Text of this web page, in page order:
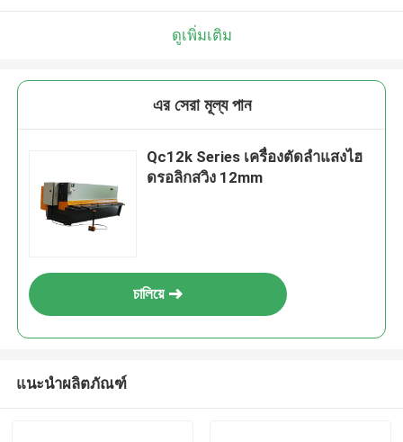
ดูเพิ่มเติม
এর সেরা মূল্য পান
Qc12k Series เครื่องตัดลำแสงไฮ
ดรอลิกสวิง 12mm
চালিয়ে
แนะนำผลิตภัณฑ์